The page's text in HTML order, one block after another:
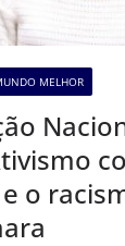
MELHOR
o